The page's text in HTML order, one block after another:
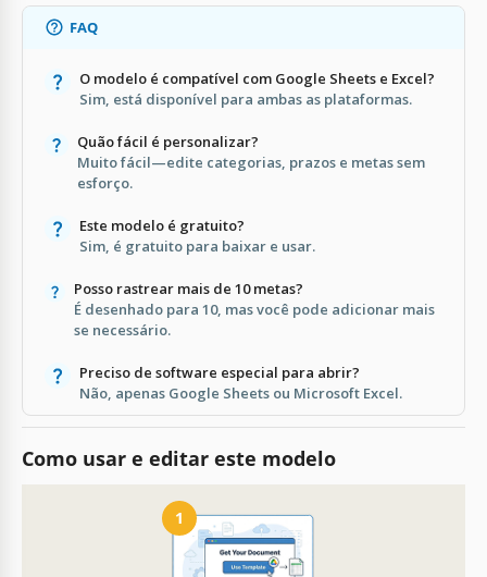
FAQ
O modelo é compatível com Google Sheets e Excel?
Sim, está disponível para ambas as plataformas.
Quão fácil é personalizar?
Muito fácil—edite categorias, prazos e metas sem
esforço.
Este modelo é gratuito?
Sim, é gratuito para baixar e usar.
Posso rastrear mais de 10 metas?
É desenhado para 10, mas você pode adicionar mais
se necessário.
Preciso de software especial para abrir?
Não, apenas Google Sheets ou Microsoft Excel.
Como usar e editar este modelo
1